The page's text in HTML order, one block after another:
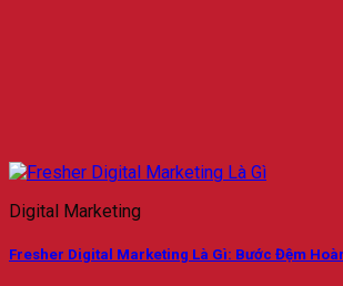
Digital Marketing
Fresher Digital Marketing Là Gì: Bước Đệm